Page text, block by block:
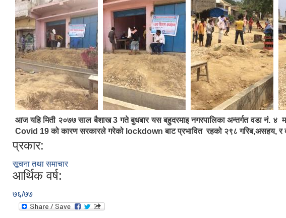
आज यहि मिती २०७७ साल बैशाख 3 गते बुधबार यस बहुदरमाइ नगरपालिका अन्तर्गत वडा नं. ४ मा
Covid 19 को कारण सरकारले गरेको lockdown बाट प्रभावित रहको २९८ गरिब,असहय, र
प्रकार:
सूचना तथा समाचार
आर्थिक वर्ष:
७६/७७